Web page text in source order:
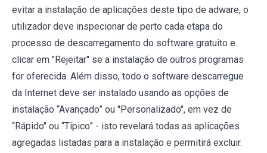
evitar a instalação de aplicações deste tipo de adware, o
utilizador deve inspecionar de perto cada etapa do
processo de descarregamento do software gratuito e
clicar em "Rejeitar" se a instalação de outros programas
for oferecida. Além disso, todo o software descarregue
da Internet deve ser instalado usando as opções de
instalação “Avançado” ou "Personalizado", em vez de
“Rápido" ou “Típico” - isto revelará todas as aplicações
agregadas listadas para a instalação e permitirá excluir.